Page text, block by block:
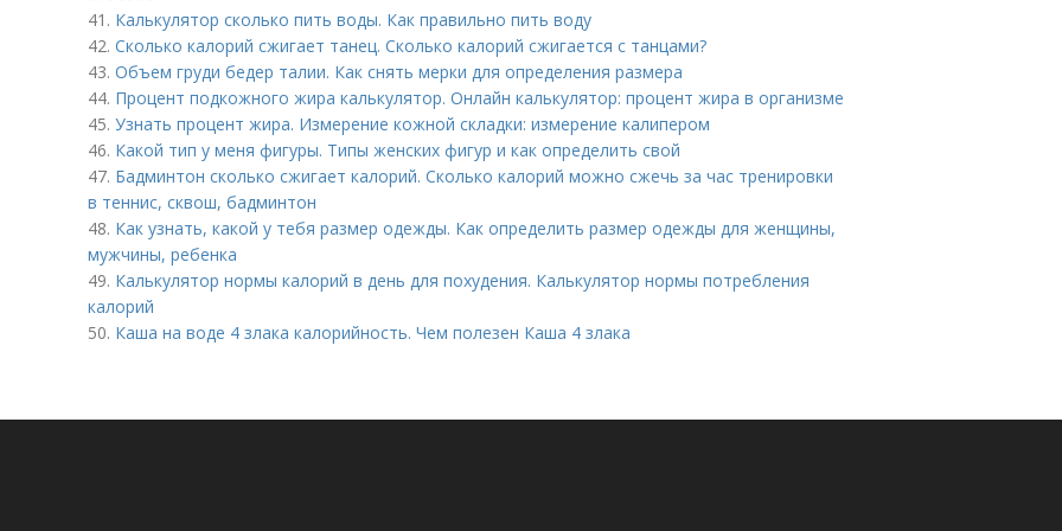
41. Калькулятор сколько пить воды. Как правильно пить воду
42. Сколько калорий сжигает танец. Сколько калорий сжигается с танцами?
43. Объем груди бедер талии. Как снять мерки для определения размера
44. Процент подкожного жира калькулятор. Онлайн калькулятор: процент жира в организме
45. Узнать процент жира. Измерение кожной складки: измерение калипером
46. Какой тип у меня фигуры. Типы женских фигур и как определить свой
47. Бадминтон сколько сжигает калорий. Сколько калорий можно сжечь за час тренировки
в теннис, сквош, бадминтон
48. Как узнать, какой у тебя размер одежды. Как определить размер одежды для женщины,
мужчины, ребенка
49. Калькулятор нормы калорий в день для похудения. Калькулятор нормы потребления
калорий
50. Каша на воде 4 злака калорийность. Чем полезен Каша 4 злака